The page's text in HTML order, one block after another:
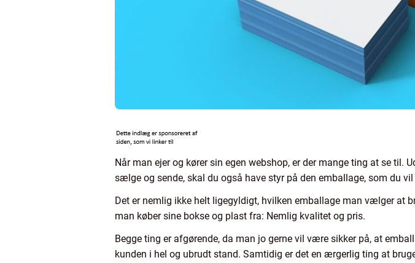
Når man ejer og kører sin egen webshop, er der mange ting at se til.
sælge og sende, skal du også have styr på den emballage, som du
Det er nemlig ikke helt ligegyldigt, hvilken emballage man vælger at
man køber sine bokse og plast fra: Nemlig kvalitet og pris.
Begge ting er afgørende, da man jo gerne vil være sikker på, at
kunden i hel og ubrudt stand. Samtidig er det en ærgerlig ting at